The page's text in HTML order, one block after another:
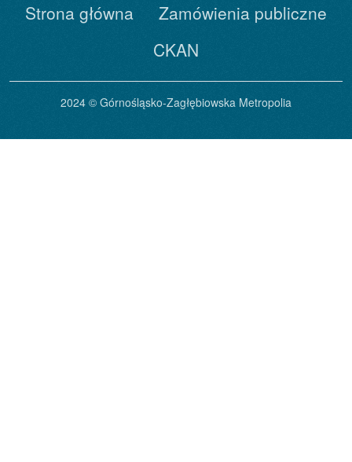
Strona główna
Zamówienia publiczne
CKAN
2024 © Górnośląsko-Zagłębiowska Metropolia